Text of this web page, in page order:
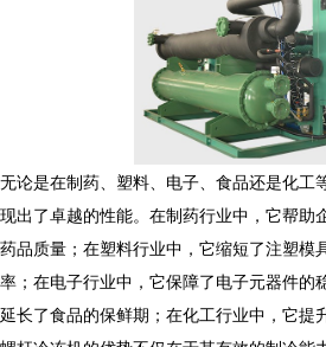
无论是在制药、塑料、电子、食品还是化工
现出了卓越的性能。在制药行业中，它帮助
药品质量；在塑料行业中，它缩短了注塑模
率；在电子行业中，它保障了电子元器件的
延长了食品的保鲜期；在化工行业中，它提